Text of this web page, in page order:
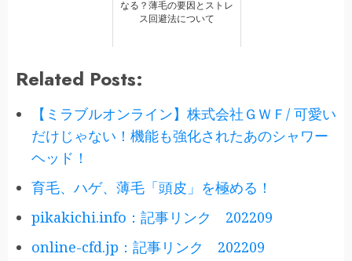
なる？薄毛の要因とストレ
ス回避法について
Related Posts:
【ミラブルオンライン】株式会社ＧＷＦ/ 可愛い
だけじゃない！機能も強化されたあのシャワー
ヘッド！
育毛、ハゲ、薄毛「頭皮」を極める！
pikakichi.info：記事リンク 202209
online-cfd.jp：記事リンク 202209